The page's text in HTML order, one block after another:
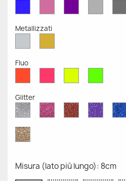
OpacoOpacoOpacoChiaro
Metallizzati
MetallizzatoMetallizzato
Fluo
Fluo
Fluo
Fluo
Fluo
Glitter
Diamante
Glitter
Rosa
Glitter
Rosso
Glitter
Viola
Glitter
Oro
Glitter
Misura (lato più lungo): 8cm